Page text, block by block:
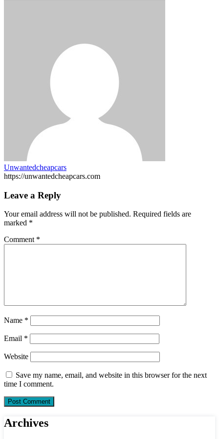
Unwantedcheapcars
https://unwantedcheapcars.com
Leave a Reply
Your email address will not be published. Required fields are
marked *
Comment *
Name *
Email *
Website
Save my name, email, and website in this browser for the next
time I comment.
Archives